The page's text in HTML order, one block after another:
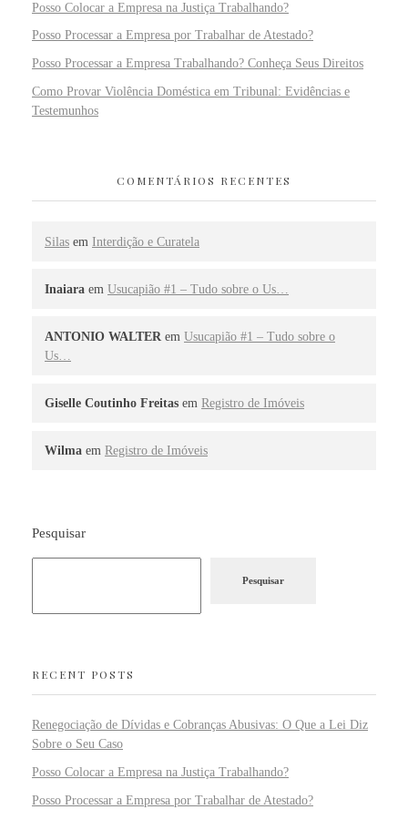
Posso Colocar a Empresa na Justiça Trabalhando?
Posso Processar a Empresa por Trabalhar de Atestado?
Posso Processar a Empresa Trabalhando? Conheça Seus Direitos
Como Provar Violência Doméstica em Tribunal: Evidências e
Testemunhos
COMENTÁRIOS RECENTES
Silas em Interdição e Curatela
Inaiara em Usucapião #1 – Tudo sobre o Us…
ANTONIO WALTER em Usucapião #1 – Tudo sobre o
Us…
Giselle Coutinho Freitas em Registro de Imóveis
Wilma em Registro de Imóveis
Pesquisar
Pesquisar
RECENT POSTS
Renegociação de Dívidas e Cobranças Abusivas: O Que a Lei Diz
Sobre o Seu Caso
Posso Colocar a Empresa na Justiça Trabalhando?
Posso Processar a Empresa por Trabalhar de Atestado?